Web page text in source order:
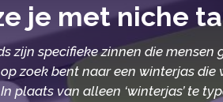
je met niche
zijn specifieke zinnen die mensen
zoek bent naar een winterjas
plaats van alleen ‘winterjas’ te